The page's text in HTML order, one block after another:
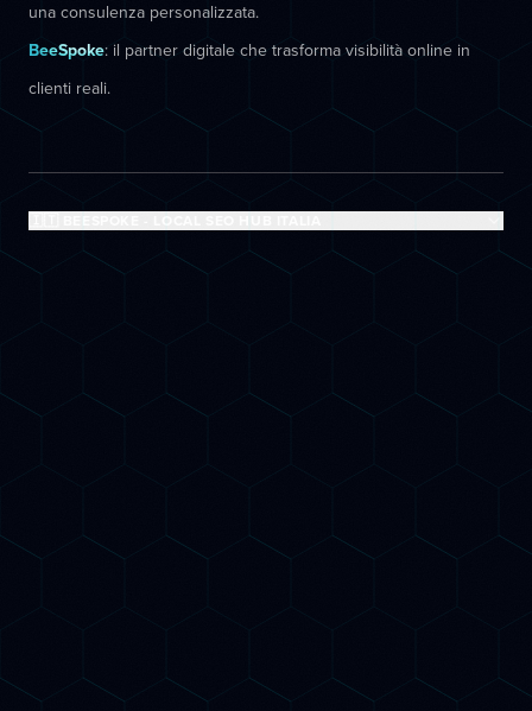
una consulenza personalizzata.
BeeSpoke: il partner digitale che trasforma visibilità online in
clienti reali.